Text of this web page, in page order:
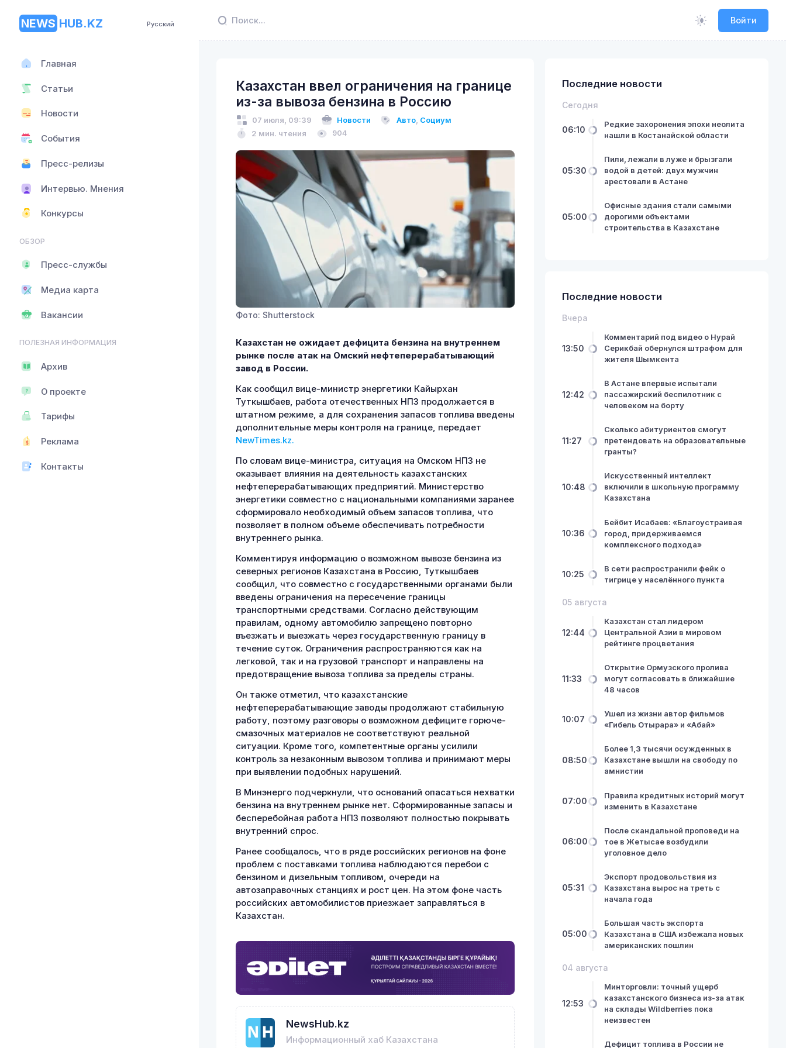
Войти
NEWS HUB.KZ Русский
Главная
Статьи
Новости
События
Пресс-релизы
Интервью. Мнения
Конкурсы
ОБЗОР
Пресс-службы
Медиа карта
Вакансии
ПОЛЕЗНАЯ ИНФОРМАЦИЯ
Архив
О проекте
Тарифы
Реклама
Контакты
Казахстан ввел ограничения на границе
из-за вывоза бензина в Россию
07 июля, 09:39 Новости Авто, Социум
2 мин. чтения
904
Фото: Shutterstock
Казахстан не ожидает дефицита бензина на внутреннем
рынке после атак на Омский нефтеперерабатывающий
завод в России.
Как сообщил вице-министр энергетики Кайырхан
Туткышбаев, работа отечественных НПЗ продолжается в
штатном режиме, а для сохранения запасов топлива введены
дополнительные меры контроля на границе, передает
NewTimes.kz.
По словам вице-министра, ситуация на Омском НПЗ не
оказывает влияния на деятельность казахстанских
нефтеперерабатывающих предприятий. Министерство
энергетики совместно с национальными компаниями заранее
сформировало необходимый объем запасов топлива, что
позволяет в полном объеме обеспечивать потребности
внутреннего рынка.
Комментируя информацию о возможном вывозе бензина из
северных регионов Казахстана в Россию, Туткышбаев
сообщил, что совместно с государственными органами были
введены ограничения на пересечение границы
транспортными средствами. Согласно действующим
правилам, одному автомобилю запрещено повторно
въезжать и выезжать через государственную границу в
течение суток. Ограничения распространяются как на
легковой, так и на грузовой транспорт и направлены на
предотвращение вывоза топлива за пределы страны.
Он также отметил, что казахстанские
нефтеперерабатывающие заводы продолжают стабильную
работу, поэтому разговоры о возможном дефиците горюче-
смазочных материалов не соответствуют реальной
ситуации. Кроме того, компетентные органы усилили
контроль за незаконным вывозом топлива и принимают меры
при выявлении подобных нарушений.
В Минэнерго подчеркнули, что оснований опасаться нехватки
бензина на внутреннем рынке нет. Сформированные запасы и
бесперебойная работа НПЗ позволяют полностью покрывать
внутренний спрос.
Ранее сообщалось, что в ряде российских регионов на фоне
проблем с поставками топлива наблюдаются перебои с
бензином и дизельным топливом, очереди на
автозаправочных станциях и рост цен. На этом фоне часть
российских автомобилистов приезжает заправляться в
Казахстан.
NewsHub.kz
Информационный хаб Казахстана
Последние новости
Сегодня
06:10
Редкие захоронения эпохи неолита
нашли в Костанайской области
05:30
Пили, лежали в луже и брызгали
водой в детей: двух мужчин
арестовали в Астане
05:00
Офисные здания стали самыми
дорогими объектами
строительства в Казахстане
Последние новости
Вчера
13:50
Комментарий под видео о Нурай
Серикбай обернулся штрафом для
жителя Шымкента
12:42
В Астане впервые испытали
пассажирский беспилотник с
человеком на борту
11:27
Сколько абитуриентов смогут
претендовать на образовательные
гранты?
10:48
Искусственный интеллект
включили в школьную программу
Казахстана
10:36
Бейбит Исабаев: «Благоустраивая
город, придерживаемся
комплексного подхода»
10:25
В сети распространили фейк о
тигрице у населённого пункта
05 августа
12:44
Казахстан стал лидером
Центральной Азии в мировом
рейтинге процветания
11:33
Открытие Ормузского пролива
могут согласовать в ближайшие
48 часов
10:07
Ушел из жизни автор фильмов
«Гибель Отырара» и «Абай»
08:50
Более 1,3 тысячи осужденных в
Казахстане вышли на свободу по
амнистии
07:00
Правила кредитных историй могут
изменить в Казахстане
06:00
После скандальной проповеди на
тое в Жетысае возбудили
уголовное дело
05:31
Экспорт продовольствия из
Казахстана вырос на треть с
начала года
05:00
Большая часть экспорта
Казахстана в США избежала новых
американских пошлин
04 августа
12:53
Минторговли: точный ущерб
казахстанского бизнеса из-за атак
на склады Wildberries пока
неизвестен
Дефицит топлива в России не